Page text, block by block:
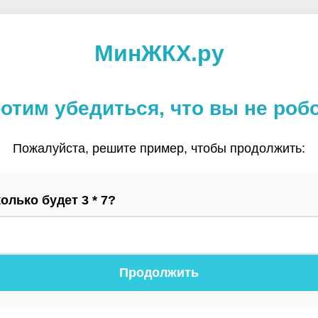
МинЖКХ.ру
убедиться, что вы не
Пожалуйста, решите пример, чтобы продолжить:
будет 3 * 7?
Продолжить